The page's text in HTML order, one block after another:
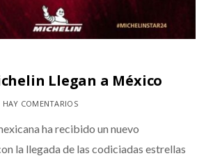
Llegan a México
HAY COMENTARIOS
ha recibido un nuevo
la llegada de las codiciadas estrellas